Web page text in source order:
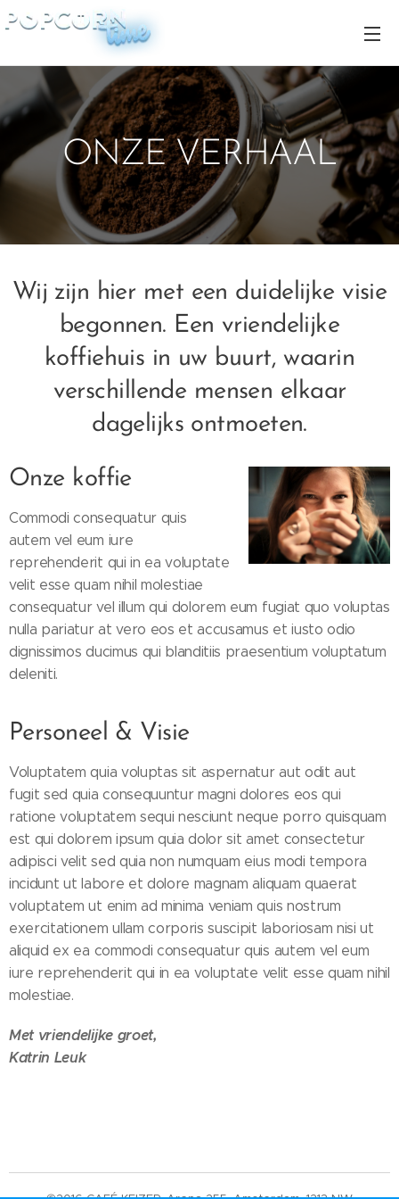
ONZE VERHAAL
Wij zijn hier met een duidelijke visie
begonnen. Een vriendelijke
koffiehuis in uw buurt, waarin
verschillende mensen elkaar
dagelijks ontmoeten.
Onze koffie
Commodi consequatur quis
autem vel eum iure
reprehenderit qui in ea voluptate
velit esse quam nihil molestiae
consequatur vel illum qui dolorem eum fugiat quo voluptas
nulla pariatur at vero eos et accusamus et iusto odio
dignissimos ducimus qui blanditiis praesentium voluptatum
deleniti.
Personeel & Visie
Voluptatem quia voluptas sit aspernatur aut odit aut
fugit sed quia consequuntur magni dolores eos qui
ratione voluptatem sequi nesciunt neque porro quisquam
est qui dolorem ipsum quia dolor sit amet consectetur
adipisci velit sed quia non numquam eius modi tempora
incidunt ut labore et dolore magnam aliquam quaerat
voluptatem ut enim ad minima veniam quis nostrum
exercitationem ullam corporis suscipit laboriosam nisi ut
aliquid ex ea commodi consequatur quis autem vel eum
iure reprehenderit qui in ea voluptate velit esse quam nihil
molestiae.
Met vriendelijke groet,
Katrin Leuk